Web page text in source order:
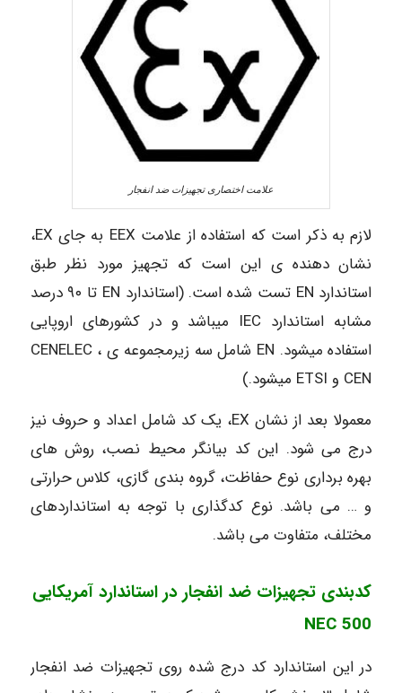
علامت اختصاری تجهیزات ضد انفجار
لازم به ذکر است که استفاده از علامت EEX به جای EX،
نشان دهنده ی این است که تجهیز مورد نظر طبق
استاندارد EN تست شده است. (استاندارد EN تا ۹۰ درصد
مشابه استاندارد IEC میباشد و در کشورهای اروپایی
استفاده میشود. EN شامل سه زیرمجموعه ی CENELEC ،
CEN و ETSI میشود.)
معمولا بعد از نشان EX، یک کد شامل اعداد و حروف نیز
درج می شود. این کد بیانگر محیط نصب، روش های
بهره برداری نوع حفاظت، گروه بندی گازی، کلاس حرارتی
و … می باشد. نوع کدگذاری با توجه به استانداردهای
مختلف، متفاوت می باشد.
کدبندی تجهیزات ضد انفجار در استاندارد آمریکایی
NEC 500
در این استاندارد کد درج شده روی تجهیزات ضد انفجار